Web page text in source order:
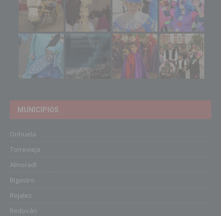
MUNICIPIOS
Orihuela
Torrevieja
Almoradí
Bigastro
Rojales
Redován